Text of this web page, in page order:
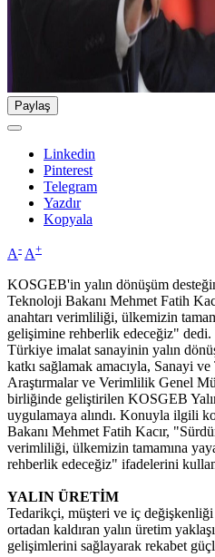
Paylaş
Linkedin
Pinterest
Telegram
Yazdır
Kopyala
A- A+
KOSGEB'in yalın dönüşüm
Teknoloji Bakanı Mehmet Fatih
anahtarı verimliliği, ülkemizin
gelişimine rehberlik edeceğiz" dedi.
Türkiye imalat sanayinin yalın
katkı sağlamak amacıyla, Sanayi
Araştırmalar ve Verimlilik Genel
birliğinde geliştirilen KOSGEB
uygulamaya alındı. Konuyla ilgili
Bakanı Mehmet Fatih Kacır,
verimliliği, ülkemizin tamamına
rehberlik edeceğiz" ifadelerini
YALIN ÜRETİM
Tedarikçi, müşteri ve iç değişkenliği
ortadan kaldıran yalın üretim
gelişimlerini sağlayarak rekabet